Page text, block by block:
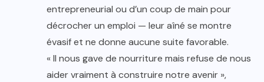
entrepreneurial ou d’un coup de main pour
décrocher un emploi — leur aîné se montre
évasif et ne donne aucune suite favorable.
« Il nous gave de nourriture mais refuse de nous
aider vraiment à construire notre avenir »,